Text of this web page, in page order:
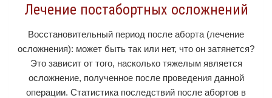
Лечение постабортных осложнений
Восстановительный период после аборта (лечение
осложнения): может быть так или нет, что он затянется?
Это зависит от того, насколько тяжелым является
осложнение, полученное после проведения данной
операции. Статистика последствий после абортов в